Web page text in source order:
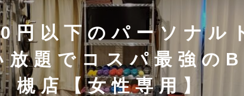
円以下のパーソナル
放題でコスパ最強の
槻店【女性専用】